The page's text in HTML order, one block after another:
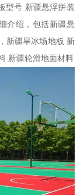
型号 新疆悬浮拼装
介绍，包括新疆悬
新疆旱冰场地板 新
新疆轮滑地面材料